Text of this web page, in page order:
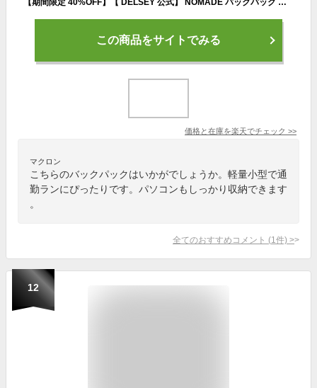
この商品をサイトでみる
価格と在庫を楽天でチェック >>
マクロン
こちらのバックパックはいかがでしょうか。軽量小型で通
勤ランにぴったりです。パソコンもしっかり収納できます
。
全てのおすすめコメント (1 件) >
12